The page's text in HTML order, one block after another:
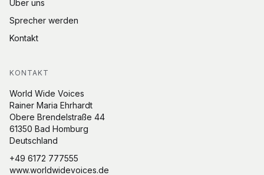
Über uns
Sprecher werden
Kontakt
KONTAKT
World Wide Voices
Rainer Maria Ehrhardt
Obere Brendelstraße 44
61350 Bad Homburg
Deutschland
+49 6172 777555
www.worldwidevoices.de